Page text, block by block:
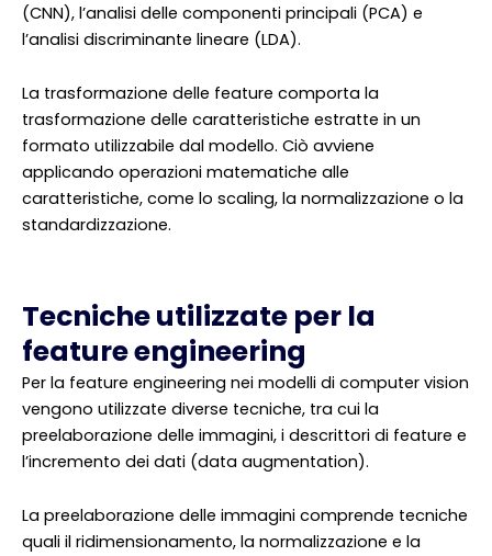
(CNN), l’analisi delle componenti principali (PCA) e
l’analisi discriminante lineare (LDA).
La trasformazione delle feature comporta la
trasformazione delle caratteristiche estratte in un
formato utilizzabile dal modello. Ciò avviene
applicando operazioni matematiche alle
caratteristiche, come lo scaling, la normalizzazione o la
standardizzazione.
Tecniche utilizzate per la
feature engineering
Per la feature engineering nei modelli di computer vision
vengono utilizzate diverse tecniche, tra cui la
preelaborazione delle immagini, i descrittori di feature e
l’incremento dei dati (data augmentation).
La preelaborazione delle immagini comprende tecniche
quali il ridimensionamento, la normalizzazione e la